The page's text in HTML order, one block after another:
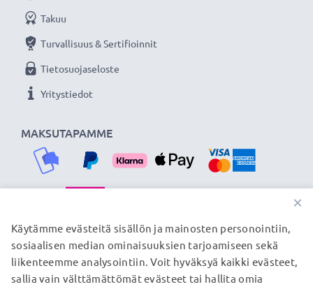
MAKSUTAPAMME
Takuu
Turvallisuus & Sertifioinnit
Tietosuojaseloste
Yritystiedot
TOIMITUSKUMPPANIMME
© subtel.fi 2026
×
Käytämme evästeitä sisällön ja mainosten personointiin,
sosiaalisen median ominaisuuksien tarjoamiseen sekä
liikenteemme analysointiin. Voit hyväksyä kaikki evästeet,
sallia vain välttämättömät evästeet tai hallita omia